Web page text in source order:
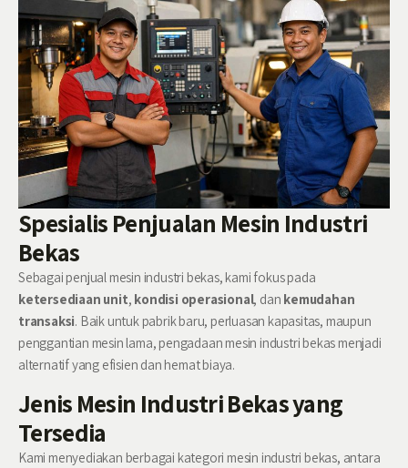
Spesialis Penjualan Mesin Industri
Bekas
Sebagai penjual mesin industri bekas, kami fokus pada
ketersediaan unit, kondisi operasional, dan kemudahan
transaksi. Baik untuk pabrik baru, perluasan kapasitas, maupun
penggantian mesin lama, pengadaan mesin industri bekas menjadi
alternatif yang efisien dan hemat biaya.
Jenis Mesin Industri Bekas yang
Tersedia
Kami menyediakan berbagai kategori mesin industri bekas, antara